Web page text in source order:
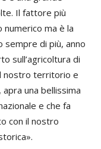
Il fattore più
ma è la
sempre di più, anno
sull’agricoltura di
nostro territorio e
una bellissima
e che fa
con il nostro